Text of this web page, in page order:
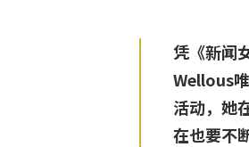
凭《新闻
Wellous
活动，她
在也要不